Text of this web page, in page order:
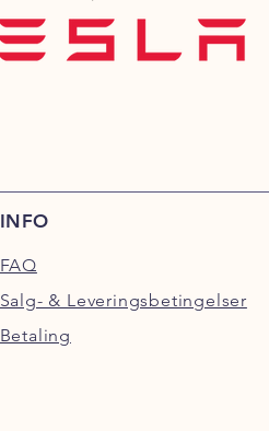
INFO
FAQ
Salg- & Leveringsbetingelser
Betaling